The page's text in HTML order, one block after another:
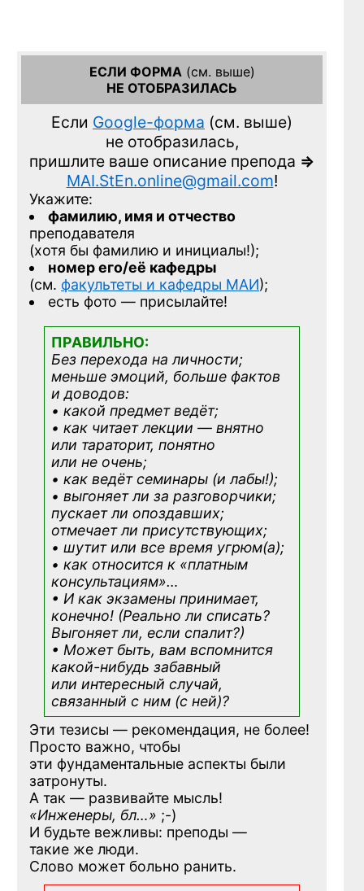
ЕСЛИ ФОРМА(см. выше)
НЕ ОТОБРАЗИЛАСЬ
Если Google-форма (см. выше)
не отобразилась,
пришлите ваше описание препода =>
MAI.StEn.online@gmail.com!
Укажите:
фамилию, имя и отчество
преподавателя
(хотя бы фамилию и инициалы!);
номер его/её кафедры
(см. факультеты и кафедры МАИ);
есть фото — присылайте!
ПРАВИЛЬНО:
Без перехода на личности;
меньше эмоций, больше фактов
и доводов:
• какой предмет ведёт;
• как читает лекции — внятно
или тараторит, понятно
или не очень;
• как ведёт семинары (и лабы!);
• выгоняет ли за разговорчики;
пускает ли опоздавших;
отмечает ли присутствующих;
• шутит или все время угрюм(а);
• как относится к «платным
консультациям»…
• И как экзамены принимает,
конечно! (Реально ли списать?
Выгоняет ли, если спалит?)
• Может быть, вам вспомнится
какой-нибудь забавный
или интересный случай,
связанный с ним (с ней)?
Эти тезисы — рекомендация, не более!
Просто важно, чтобы
эти фундаментальные аспекты были
затронуты.
А так — развивайте мысль!
«Инженеры, бл…» ;-)
И будьте вежливы: преподы —
такие же люди.
Слово может больно ранить.